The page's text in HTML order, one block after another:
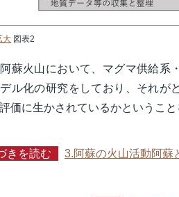
大 図表2
蘇火山において、マグマ供給系
ル化の研究をしており、それが
価に生かされているかということ
きを読む 3.阿蘇の火山活動阿